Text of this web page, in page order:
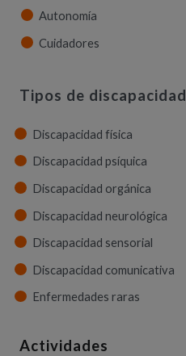
Autonomía
Cuidadores
Tipos de discapacidad
Discapacidad física
Discapacidad psíquica
Discapacidad orgánica
Discapacidad neurológica
Discapacidad sensorial
Discapacidad comunicativa
Enfermedades raras
Actividades